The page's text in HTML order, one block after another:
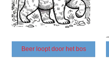
Beer loopt door het bos